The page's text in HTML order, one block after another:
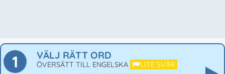
1 VÄLJ RÄTT ORD
ÖVERSÄTT TILL ENGELSKA LITE SVÅR